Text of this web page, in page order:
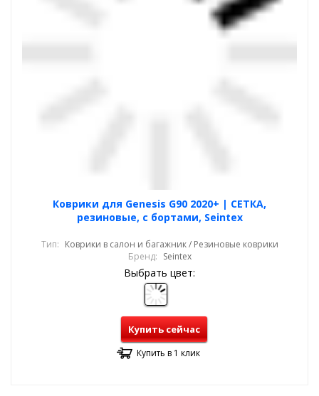
Коврики для Genesis G90 2020+ | СЕТКА,
резиновые, с бортами, Seintex
Тип: Коврики в салон и багажник / Резиновые коврики
Бренд: Seintex
Выбрать цвет:
Купить сейчас
Купить в 1 клик